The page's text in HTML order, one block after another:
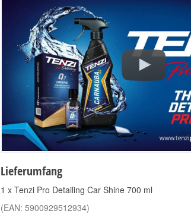
Lieferumfang
1 x Tenzi Pro Detailing Car Shine 700 ml
(EAN: 5900929512934)
Tenzi Pro Detailing
Motorplast 700 ml
*
15,57 € pro 1 l